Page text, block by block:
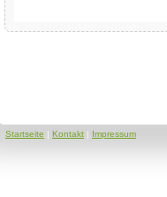
Startseite | Kontakt | Impressum